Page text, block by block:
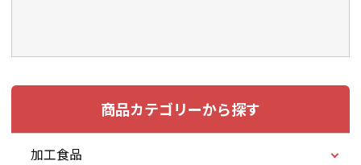
商品カテゴリーから探す
加工食品